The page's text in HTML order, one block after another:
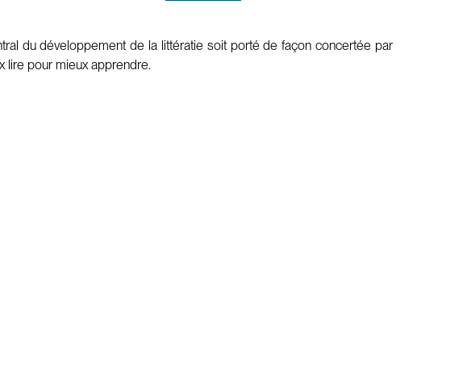
du développement de la littératie soit porté de façon concertée par
lire pour mieux apprendre.